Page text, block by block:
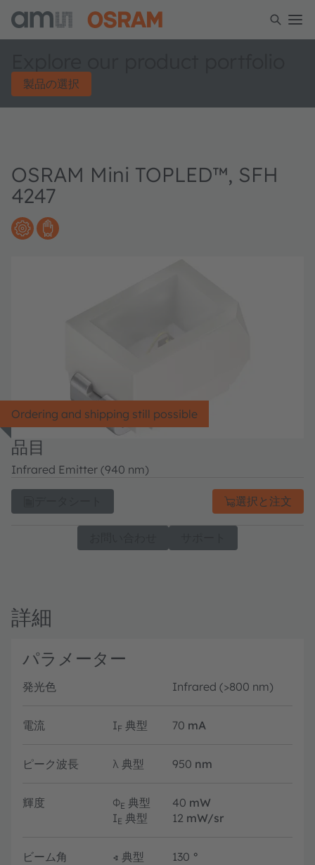
製品の選択
OSRAM Mini TOPLED™, SFH
4247
Ordering and shipping still possible
品目
Infrared Emitter (940 nm)
選択と注文
詳細
パラメーター
発光色 Infrared (>800 nm)
電流 IF 典型 70 mA
ピーク波長 λ 典型 950 nm
輝度 ΦE 典型 40 mW
IE 典型 12 mW/sr
ビーム角 ∢ 典型 130 °